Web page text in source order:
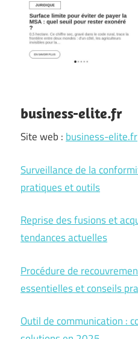
business-elite.fr
Site web : business-elite.fr
Surveillance de la
pratiques et outils
Reprise des fusions et
tendances actuelles
Procédure de
essentielles et conseils
Outil de communication :